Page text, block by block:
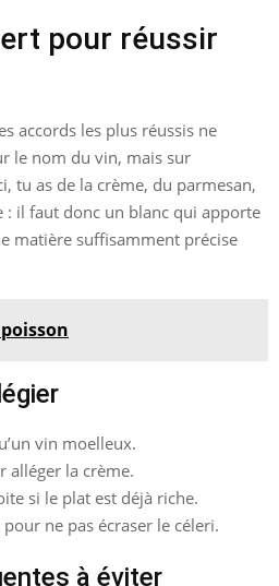
pour réussir
accords les plus réussis ne
le nom du vin, mais sur
tu as de la crème, du parmesan,
: il faut donc un blanc qui apporte
matière suffisamment précise
vin moelleux.
alléger la crème.
si le plat est déjà riche.
ne pas écraser le céleri.
à éviter